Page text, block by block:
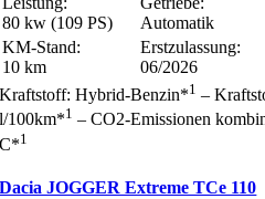
80 kw (109 PS)
Automatik
KM-Stand:
10 km
Erstzulassung:
06/2026
Kraftstoff: Hybrid-Benzin*1 –
l/100km*1 – CO2-Emissionen
C*1
Dacia JOGGER Extreme TCe 110